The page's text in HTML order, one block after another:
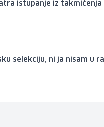
istupanje iz takmičenja
selekciju, ni ja nisam u